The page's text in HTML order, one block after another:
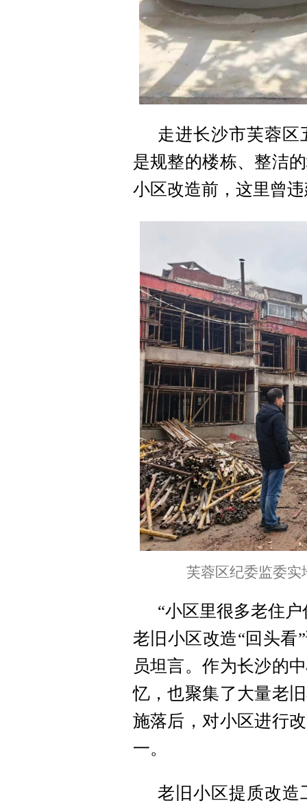
走进长沙市芙蓉
是规整的楼栋、整洁
小区改造前，这里曾
芙蓉区纪委监委实
“小区里很多老住
老旧小区改造“回头看
员坦言。作为长沙的
忆，也聚集了大量老
施落后，对小区进行
一。
老旧小区提质改造